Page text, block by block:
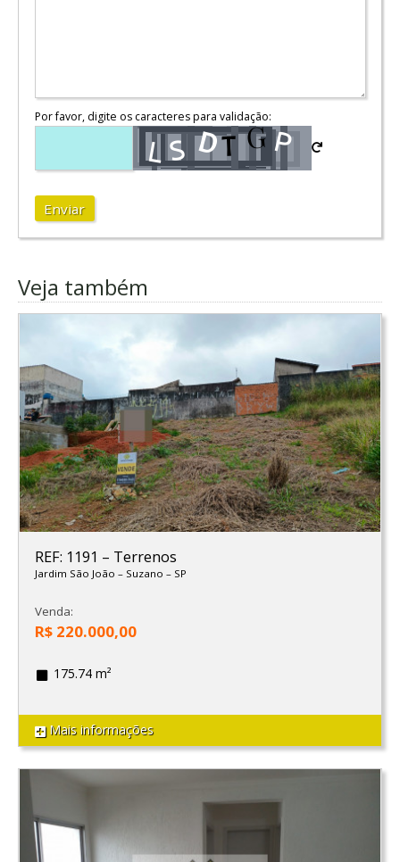
Por favor, digite os caracteres para validação:
Enviar
Veja também
REF: 1191 – Terrenos
Jardim São João – Suzano – SP
Venda:
R$ 220.000,00
175.74 m²
Mais informações